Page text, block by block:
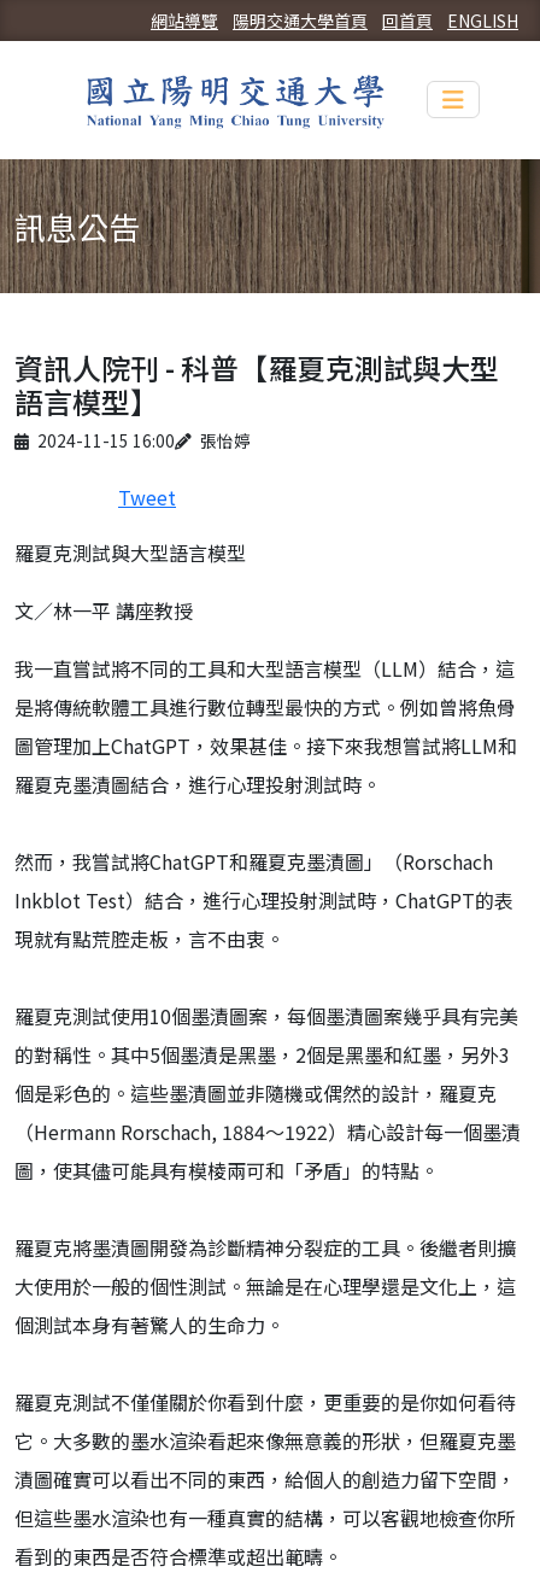
ENGLISH
回首頁
陽明交通大學首頁
網站導覽
Toggle
訊息公告
資訊人院刊 - 科普【羅夏克測試與大型
語言模型】
Published on
2024-11-15 16:00
Author 張怡婷
Tweet
羅夏克測試與大型語言模型
文／林一平 講座教授
我一直嘗試將不同的工具和大型語言模型（LLM）結合，這
是將傳統軟體工具進行數位轉型最快的方式。例如曾將魚骨
圖管理加上ChatGPT，效果甚佳。接下來我想嘗試將LLM和
羅夏克墨漬圖結合，進行心理投射測試時。
然而，我嘗試將ChatGPT和羅夏克墨漬圖」（Rorschach
Inkblot Test）結合，進行心理投射測試時，ChatGPT的表
現就有點荒腔走板，言不由衷。
羅夏克測試使用10個墨漬圖案，每個墨漬圖案幾乎具有完美
的對稱性。其中5個墨漬是黑墨，2個是黑墨和紅墨，另外3
個是彩色的。這些墨漬圖並非隨機或偶然的設計，羅夏克
（Hermann Rorschach, 1884～1922）精心設計每一個墨漬
圖，使其儘可能具有模棱兩可和「矛盾」的特點。
羅夏克將墨漬圖開發為診斷精神分裂症的工具。後繼者則擴
大使用於一般的個性測試。無論是在心理學還是文化上，這
個測試本身有著驚人的生命力。
羅夏克測試不僅僅關於你看到什麼，更重要的是你如何看待
它。大多數的墨水渲染看起來像無意義的形狀，但羅夏克墨
漬圖確實可以看出不同的東西，給個人的創造力留下空間，
但這些墨水渲染也有一種真實的結構，可以客觀地檢查你所
看到的東西是否符合標準或超出範疇。